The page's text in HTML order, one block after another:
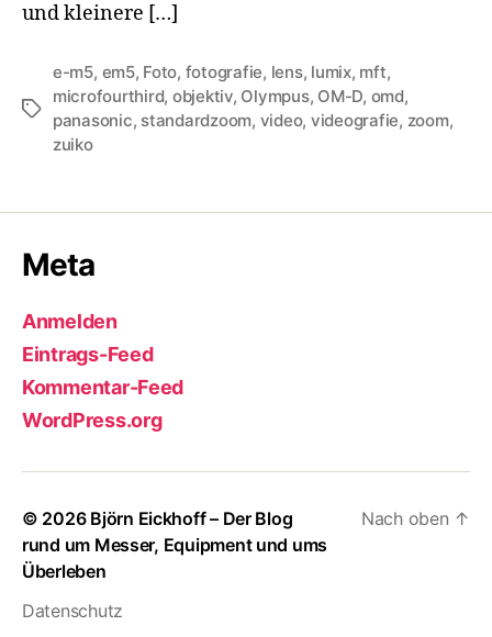
und kleinere […]
Schlagwörter
e-m5, em5, Foto, fotografie, lens, lumix, mft,
microfourthird, objektiv, Olympus, OM-D, omd,
panasonic, standardzoom, video, videografie, zoom,
zuiko
Meta
Anmelden
Eintrags-Feed
Kommentar-Feed
WordPress.org
© 2026 Björn Eickhoff – Der Blog
rund um Messer, Equipment und ums
Überleben
Datenschutz
Nach oben ↑